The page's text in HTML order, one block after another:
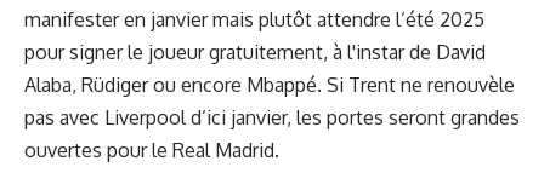
manifester en janvier mais plutôt attendre l’été 2025
pour signer le joueur gratuitement, à l'instar de David
Alaba, Rüdiger ou encore Mbappé. Si Trent ne renouvèle
pas avec Liverpool d’ici janvier, les portes seront grandes
ouvertes pour le Real Madrid.